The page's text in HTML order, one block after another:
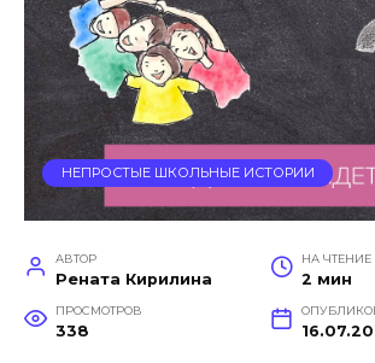
НЕПРОСТЫЕ ШКОЛЬНЫЕ ИСТОРИИ
АВТОР
Рената Кирилина
НА ЧТЕНИЕ
2 мин
ПРОСМОТРОВ
338